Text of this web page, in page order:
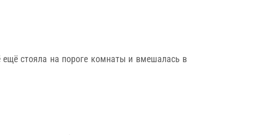
стояла на пороге комнаты и вмешалась в